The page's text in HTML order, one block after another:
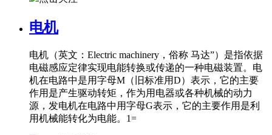
电机
电机（英文：Electric machinery，俗称 马达”）是指依据
电磁感应定律实现电能转换或传递的一种电磁装置。电
机在电路中是用字母M（旧标准用D）表示，它的主要
作用是产生驱动转矩，作为用电器或各种机械的动力
源，发电机在电路中用字母G表示，它的主要作用是利
用机械能转化为电能。1=